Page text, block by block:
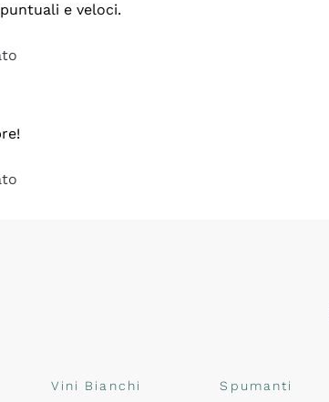
e veloci.
Vini Bianchi Spumanti